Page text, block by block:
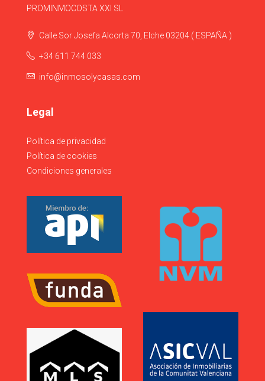
PROMINMOCOSTA XXI SL
Calle Sor Josefa Alcorta 70, Elche 03204 ( ESPAÑA )
+34 611 744 033
info@inmosolycasas.com
Legal
Política de privacidad
Política de cookies
Condiciones generales